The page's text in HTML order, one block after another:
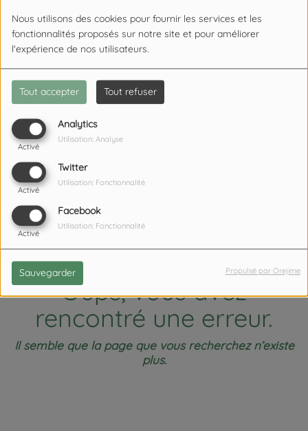
Nous utilisons des cookies pour fournir les services et les
fonctionnalités proposés sur notre site et pour améliorer
l'expérience de nos utilisateurs.
Tout accepter Tout refuser
Analytics
Activé
Utilisation: Analyse
Twitter
Activé
Utilisation: Fonctionnalité
Facebook
Activé
Utilisation: Fonctionnalité
Sauvegarder Propulsé par Orejime
404
Oups, vous avez
rencontré une erreur.
Il semble que la page que vous recherchez n’existe
plus.